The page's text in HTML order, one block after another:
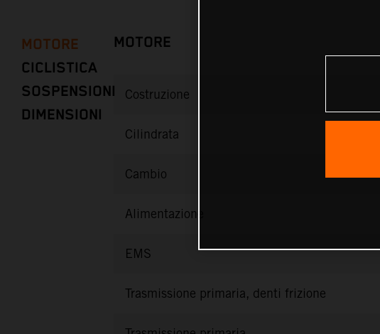
MOTORE
CICLISTICA
SOSPENSIONI
DIMENSIONI
MOTORE
Costruzione
Cilindrata
Cambio
Alimentazione
EMS
Trasmissione primaria, denti frizione